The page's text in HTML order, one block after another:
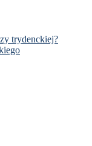
trydenckiej?